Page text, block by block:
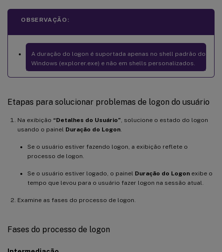
OBSERVAÇÃO:
A duração do logon é suportada apenas no shell padrão do
Windows (explorer.exe) e não em shells personalizados.
Etapas para solucionar problemas de logon do usuário
Na exibição “Detalhes do Usuário” , solucione o estado do logon
usando o painel Duração do Logon
Se o usuário estiver fazendo logon, a exibição reflete o
processo de logon.
Se o usuário estiver logado, o painel Duração do Logon exibe o
tempo que levou para o usuário fazer logon na sessão atual.
Examine as fases do processo de logon.
Fases do processo de logon